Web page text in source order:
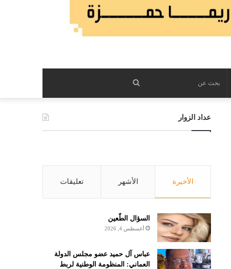
بحث
عداد الزوار
الأخيرة الأشهر تعليقات
السؤال الطّعين
أغسطس 4, 2026
عباس آل حميد عضو مجلس الدولة
العماني: المنظومة الوطنية لربط